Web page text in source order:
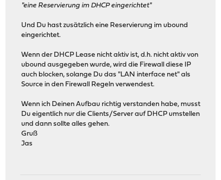
"eine Reservierung im DHCP eingerichtet"
Und Du hast zusätzlich eine Reservierung im ubound
eingerichtet.
Wenn der DHCP Lease nicht aktiv ist, d.h. nicht aktiv von
ubound ausgegeben wurde, wird die Firewall diese IP
auch blocken, solange Du das "LAN interface net" als
Source in den Firewall Regeln verwendest.
Wenn ich Deinen Aufbau richtig verstanden habe, musst
Du eigentlich nur die Clients/Server auf DHCP umstellen
und dann sollte alles gehen.
Gruß
Jas